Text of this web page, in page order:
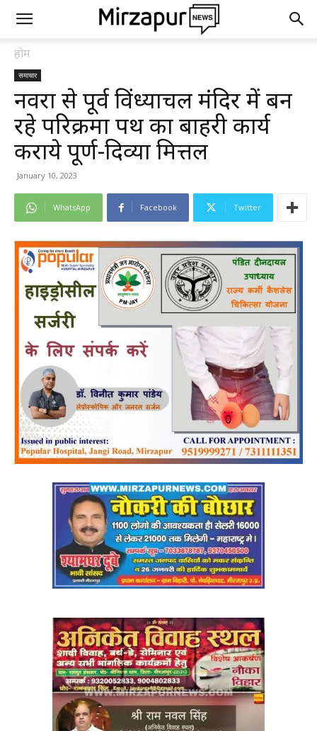
होम
समाचार
नवरात्र से पूर्व विंध्याचल मंदिर में बन
रहे परिक्रमा पथ का बाहरी कार्य
कराये पूर्ण-दिव्या मित्तल
January 10, 2023
WhatsApp Facebook Twitter